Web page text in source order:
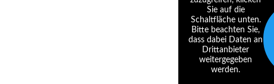
Sie auf die
Schaltfläche unten.
Bitte beachten Sie,
dass dabei Daten an
Drittanbieter
weitergegeben
werden.